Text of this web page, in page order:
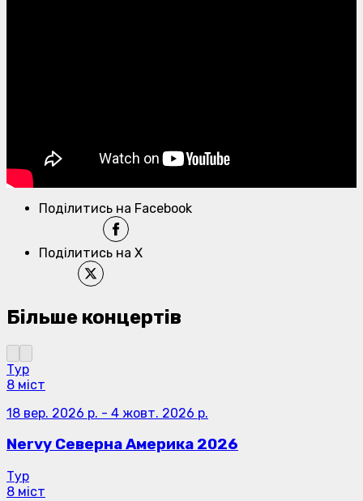
Поділитись на Facebook
Поділитись на X
Більше концертів
Тур
8 міст
18 вер. 2026 р. - 4 жовт. 2026 р.
Nervy Северна Америка 2026
Тур
8 міст